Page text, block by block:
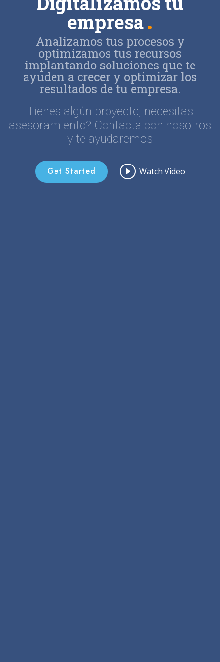
empresa
Analizamos tus procesos y
optimizamos tus recursos
implantando soluciones que te
ayuden a crecer y optimizar los
resultados de tu empresa.
Tienes algún proyecto, necesitas
asesoramiento? Contacta con nosotros
y te ayudaremos
Get Started Watch Video